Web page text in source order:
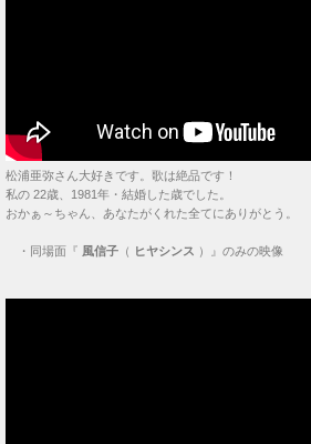
松浦亜弥さん大好きです。歌は絶品です！
私の 22歳、1981年・結婚した歳でした。
おかぁ～ちゃん、あなたがくれた全てにありがとう。
・ 同場面『 風信子 （ ヒヤシンス ）』のみの映像